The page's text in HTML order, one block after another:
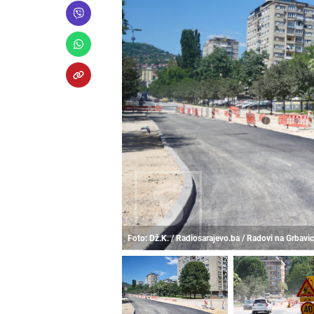
Foto: Dž.K. / Radiosarajevo.ba / Radovi na